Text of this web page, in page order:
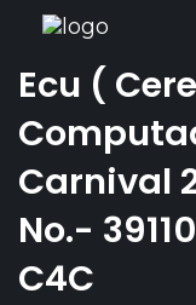
Ecu (
Carnival
No.-
C4C